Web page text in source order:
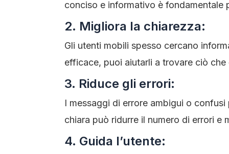
conciso e informativo è fondamentale
2. Migliora la chiarezza:
Gli utenti mobili spesso cercano
efficace, puoi aiutarli a trovare ciò
3. Riduce gli errori:
I messaggi di errore ambigui o
chiara può ridurre il numero di errori e
4. Guida l’utente: